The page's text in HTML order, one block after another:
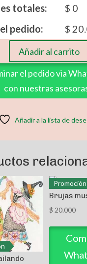
totales:
$ 0
pedido:
$
Añadir al carrito
el pedido via
con nuestras
Añadir a la lista de
Promoción
Brujas
$ 20.000